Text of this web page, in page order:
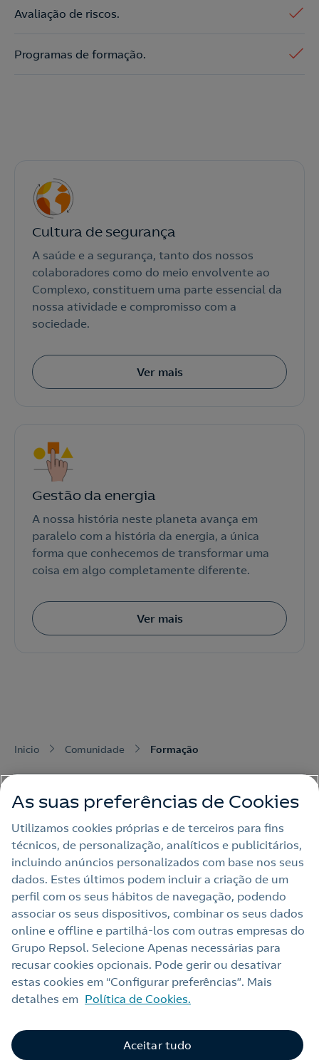
Avaliação de riscos.
Programas de formação.
Cultura de segurança
A saúde e a segurança, tanto dos nossos
colaboradores como do meio envolvente ao
Complexo, constituem uma parte essencial da
nossa atividade e compromisso com a
sociedade.
Ver mais
Gestão da energia
A nossa história neste planeta avança em
paralelo com a história da energia, a única
forma que conhecemos de transformar uma
coisa em algo completamente diferente.
Ver mais
Inicio Comunidade Formação
Nota Legal
Política de privacidade
Política de cookies
Accesibilidade
Alerta por fraude
Webs Repsol
As suas preferências de Cookies
Utilizamos cookies próprias e de terceiros para fins
técnicos, de personalização, analíticos e publicitários,
incluindo anúncios personalizados com base nos seus
dados. Estes últimos podem incluir a criação de um
perfil com os seus hábitos de navegação, podendo
associar os seus dispositivos, combinar os seus dados
online e offline e partilhá‑los com outras empresas do
Grupo Repsol. Selecione Apenas necessárias para
recusar cookies opcionais. Pode gerir ou desativar
estas cookies em “Configurar preferências”. Mais
detalhes em Política de Cookies.
Aceitar tudo